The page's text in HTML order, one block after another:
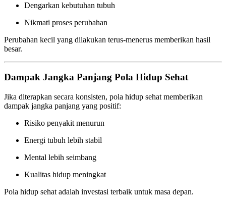
Dengarkan kebutuhan tubuh
Nikmati proses perubahan
Perubahan kecil yang dilakukan terus-menerus memberikan hasil
besar.
Dampak Jangka Panjang Pola Hidup Sehat
Jika diterapkan secara konsisten, pola hidup sehat memberikan
dampak jangka panjang yang positif:
Risiko penyakit menurun
Energi tubuh lebih stabil
Mental lebih seimbang
Kualitas hidup meningkat
Pola hidup sehat adalah investasi terbaik untuk masa depan.